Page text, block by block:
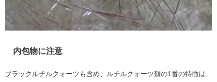
内包物に注意
ブラックルチルクォーツも含め、ルチルクォーツ類の1番の特徴は、